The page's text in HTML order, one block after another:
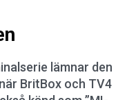
lämnar den
BritBox och TV4